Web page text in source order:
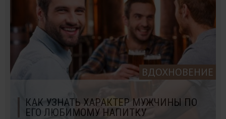
ВДОХНОВЕНИЕ
КАК УЗНАТЬ ХАРАКТЕР МУЖЧИНЫ ПО
ЕГО ЛЮБИМОМУ НАПИТКУ